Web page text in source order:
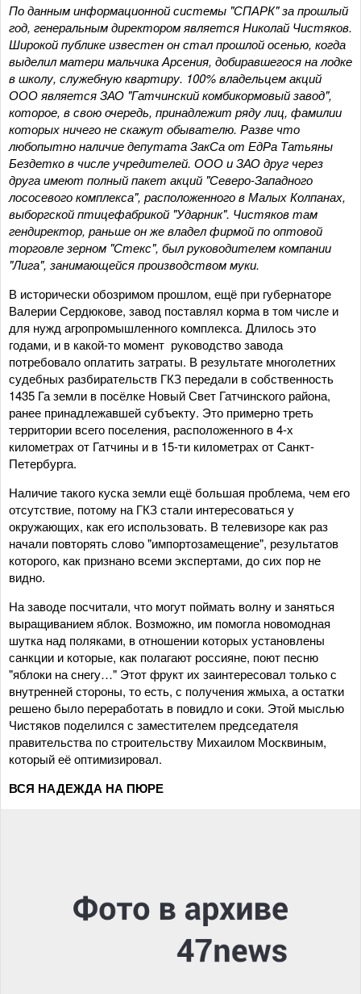
По данным информационной системы "СПАРК" за прошлый
год, генеральным директором является Николай Чистяков.
Широкой публике известен он стал прошлой осенью, когда
выделил матери мальчика Арсения, добиравшегося на лодке
в школу, служебную квартиру. 100% владельцем акций
ООО является ЗАО "Гатчинский комбикормовый завод",
которое, в свою очередь, принадлежит ряду лиц, фамилии
которых ничего не скажут обывателю. Разве что
любопытно наличие депутата ЗакСа от ЕдРа Татьяны
Бездетко в числе учредителей. ООО и ЗАО друг через
друга имеют полный пакет акций "Северо-Западного
лососевого комплекса", расположенного в Малых Колпанах,
выборгской птицефабрикой "Ударник". Чистяков там
гендиректор, раньше он же владел фирмой по оптовой
торговле зерном "Стекс", был руководителем компании
"Лига", занимающейся производством муки.
В исторически обозримом прошлом, ещё при губернаторе
Валерии Сердюкове, завод поставлял корма в том числе и
для нужд агропромышленного комплекса. Длилось это
годами, и в какой-то момент руководство завода
потребовало оплатить затраты. В результате многолетних
судебных разбирательств ГКЗ передали в собственность
1435 Га земли в посёлке Новый Свет Гатчинского района,
ранее принадлежавшей субъекту. Это примерно треть
территории всего поселения, расположенного в 4-х
километрах от Гатчины и в 15-ти километрах от Санкт-
Петербурга.
Наличие такого куска земли ещё большая проблема, чем его
отсутствие, потому на ГКЗ стали интересоваться у
окружающих, как его использовать. В телевизоре как раз
начали повторять слово "импортозамещение", результатов
которого, как признано всеми экспертами, до сих пор не
видно.
На заводе посчитали, что могут поймать волну и заняться
выращиванием яблок. Возможно, им помогла новомодная
шутка над поляками, в отношении которых установлены
санкции и которые, как полагают россияне, поют песню
"яблоки на снегу…" Этот фрукт их заинтересовал только с
внутренней стороны, то есть, с получения жмыха, а остатки
решено было переработать в повидло и соки. Этой мыслью
Чистяков поделился с заместителем председателя
правительства по строительству Михаилом Москвиным,
который её оптимизировал.
ВСЯ НАДЕЖДА НА ПЮРЕ